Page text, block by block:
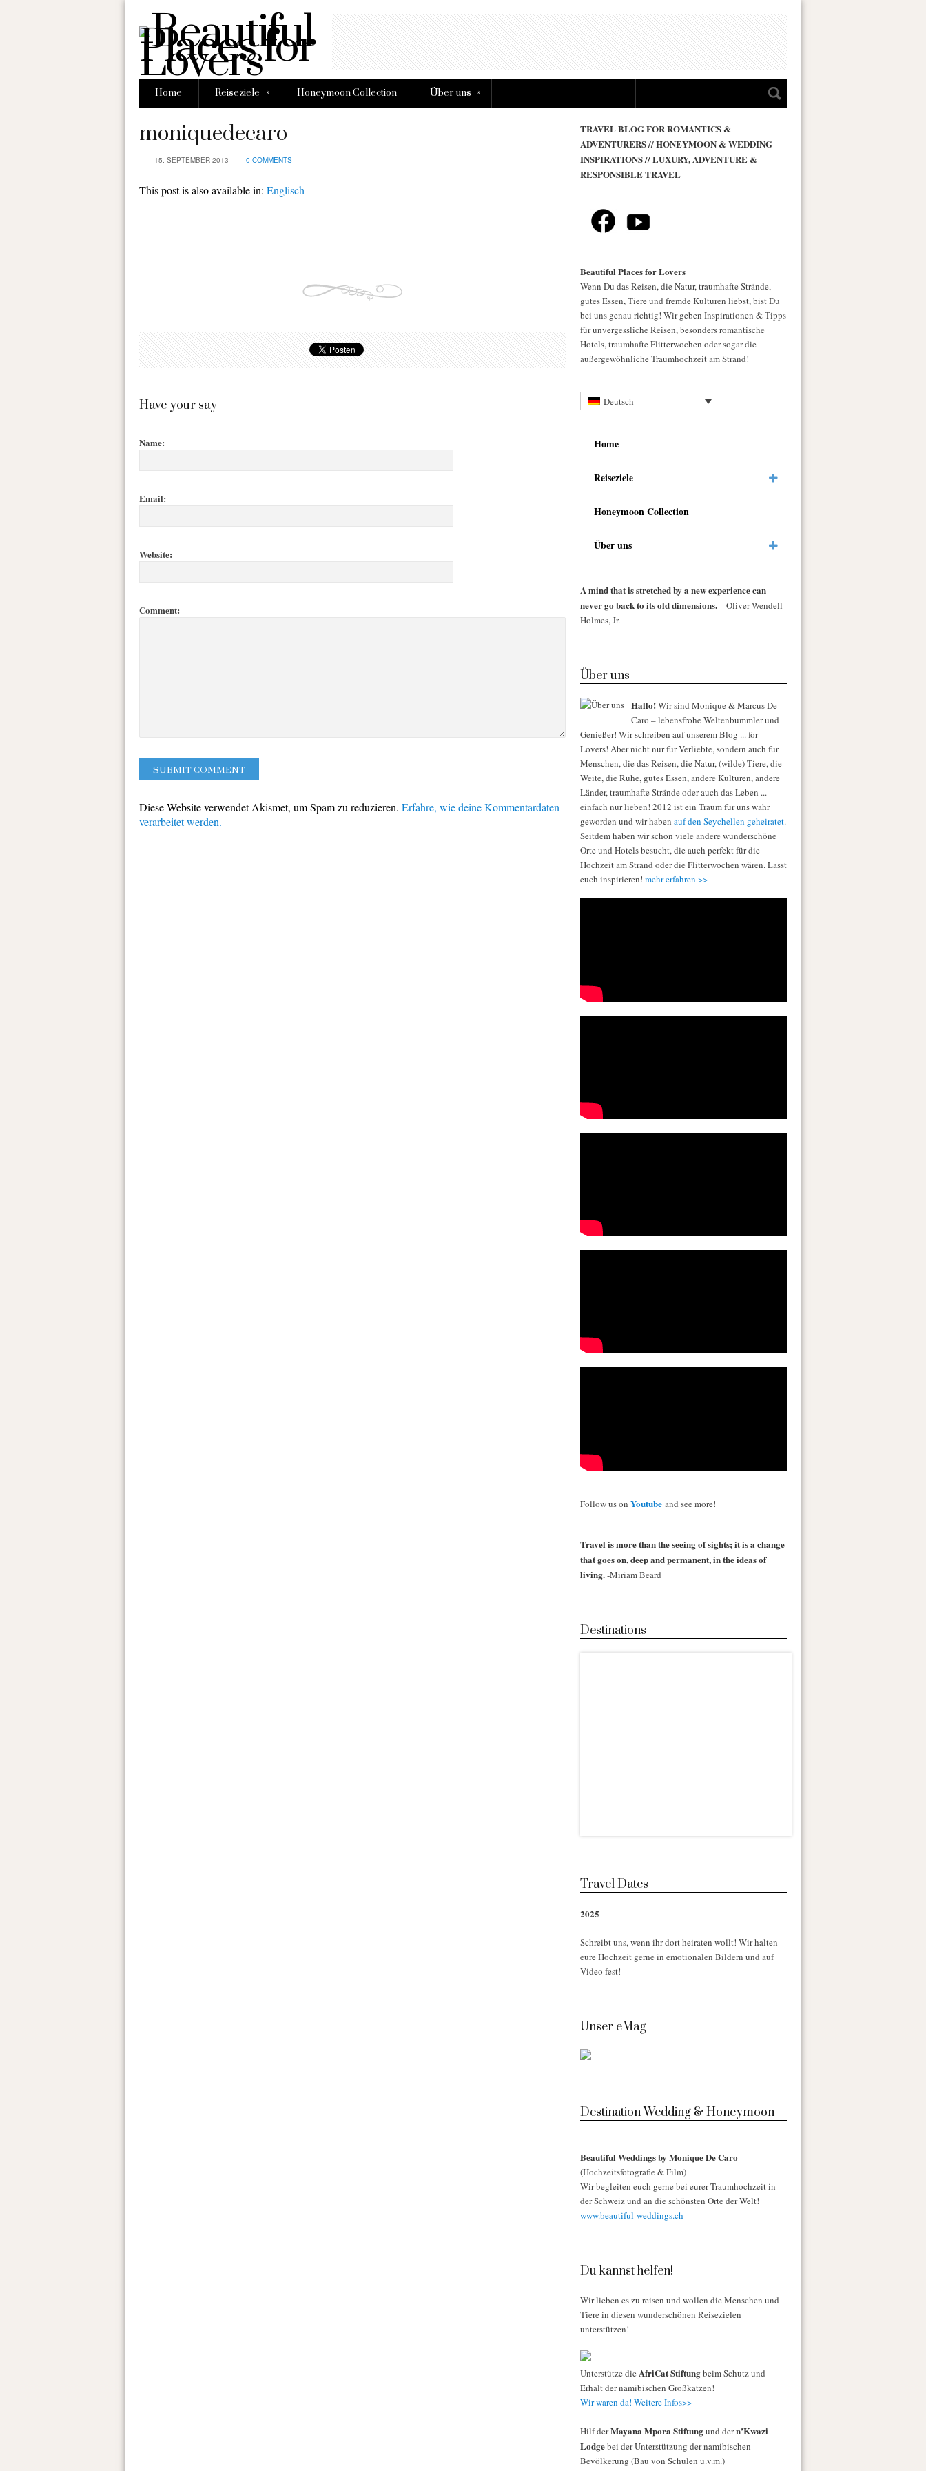
Home Reiseziele » Honeymoon Collection Über uns »
moniquedecaro
15. SEPTEMBER 2013 0 COMMENTS
This post is also available in: Englisch
Have your say
Name:
Email:
Website:
Comment:
Diese Website verwendet Akismet, um Spam zu reduzieren. Erfahre, wie deine Kommentardaten
verarbeitet werden.
TRAVEL BLOG FOR ROMANTICS &
ADVENTURERS // HONEYMOON & WEDDING
INSPIRATIONS // LUXURY, ADVENTURE &
RESPONSIBLE TRAVEL
Beautiful Places for Lovers
Wenn Du das Reisen, die Natur, traumhafte Strände,
gutes Essen, Tiere und fremde Kulturen liebst, bist Du
bei uns genau richtig! Wir geben Inspirationen & Tipps
für unvergessliche Reisen, besonders romantische
Hotels, traumhafte Flitterwochen oder sogar die
außergewöhnliche Traumhochzeit am Strand!
Deutsch
Home
Reiseziele
Honeymoon Collection
Über uns
A mind that is stretched by a new experience can
never go back to its old dimensions.– Oliver Wendell
Holmes, Jr.
Über uns
Hallo!Wir sind Monique & Marcus De
Caro – lebensfrohe Weltenbummler und
Genießer! Wir schreiben auf unserem Blog ... for
Lovers! Aber nicht nur für Verliebte, sondern auch für
Menschen, die das Reisen, die Natur, (wilde) Tiere, die
Weite, die Ruhe, gutes Essen, andere Kulturen, andere
Länder, traumhafte Strände oder auch das Leben ...
einfach nur lieben! 2012 ist ein Traum für uns wahr
geworden und wir haben auf den Seychellen geheiratet.
Seitdem haben wir schon viele andere wunderschöne
Orte und Hotels besucht, die auch perfekt für die
Hochzeit am Strand oder die Flitterwochen wären. Lasst
euch inspirieren! mehr erfahren >>
Follow us on Youtube and see more!
Travel is more than the seeing of sights; it is a change
that goes on, deep and permanent, in the ideas of
living.-Miriam Beard
Destinations
Travel Dates
2025
Schreibt uns, wenn ihr dort heiraten wollt! Wir halten
eure Hochzeit gerne in emotionalen Bildern und auf
Video fest!
Unser eMag
Destination Wedding & Honeymoon
Beautiful Weddings by Monique De Caro
(Hochzeitsfotografie & Film)
Wir begleiten euch gerne bei eurer Traumhochzeit in
der Schweiz und an die schönsten Orte der Welt!
www.beautiful-weddings.ch
Du kannst helfen!
Wir lieben es zu reisen und wollen die Menschen und
Tiere in diesen wunderschönen Reisezielen
unterstützen!
Unterstütze die AfriCat Stiftungbeim Schutz und
Erhalt der namibischen Großkatzen!
Wir waren da! Weitere Infos>>
Hilf derMayana Mpora Stiftungund dern’Kwazi
Lodgebei der Unterstützung der namibischen
Bevölkerung (Bau von Schulen u.v.m.)